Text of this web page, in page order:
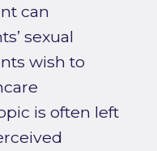
can
sexual
wish to
is often left